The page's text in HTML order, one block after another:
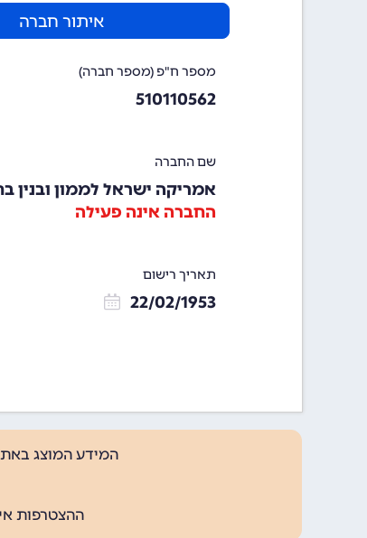
איתור חברה
מספר ח"פ (מספר חברה)
510110562
שם החברה
אמריקה ישראל לממון ובנין
החברה אינה פעילה
תאריך רישום
22/02/1953
המידע המוצג
ההצטרפות אינה כרוכה